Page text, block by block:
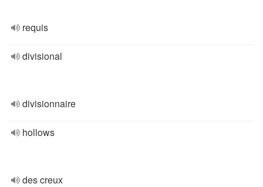
requis
divisional
divisionnaire
hollows
des creux